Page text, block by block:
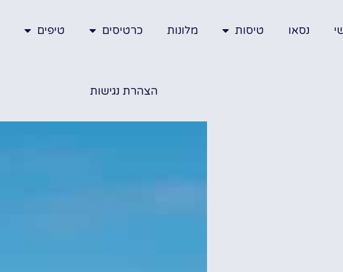
נסאו טיסות מלונות כרטיסים טיפים
הצהרת נגישות